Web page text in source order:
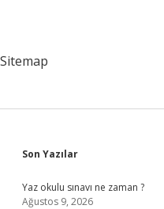
Sitemap
Sidebar
Son Yazılar
Yaz okulu sınavı ne zaman ?
Ağustos 9, 2026